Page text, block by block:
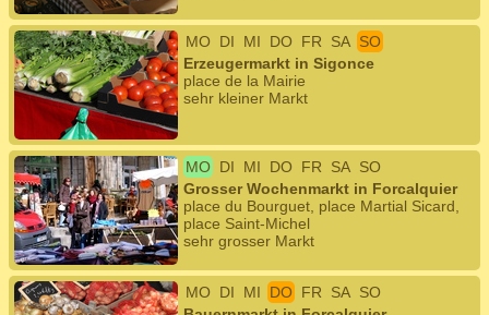
MO DI MI DO FR SA SO
Erzeugermarkt in Sigonce
place de la Mairie
sehr kleiner Markt
MO DI MI DO FR SA SO
Grosser Wochenmarkt in Forcalquier
place du Bourguet, place Martial Sicard,
place Saint-Michel
sehr grosser Markt
MO DI MI DO FR SA SO